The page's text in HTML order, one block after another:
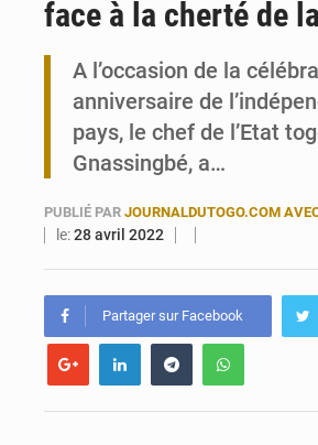
face à la cherté de
A l’occasion de la
anniversaire de
pays, le chef de l’Etat
Gnassingbé, a…
PUBLIÉ PAR JOURNALDUTOGO.COM
le:28 avril 2022
Partager sur Facebook